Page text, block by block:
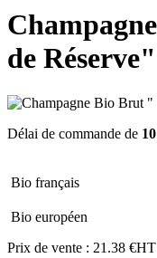
de
Délai de commande de 10
Bio français
Bio européen
Prix de vente : 21.38